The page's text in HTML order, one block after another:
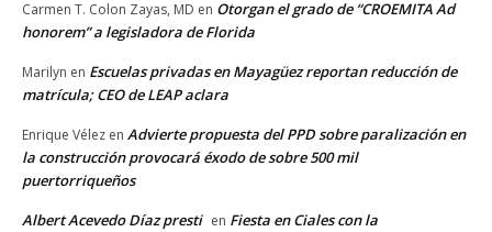
Carmen T. Colon Zayas, MD en Otorgan el grado de “CROEMITA Ad
honorem” a legisladora de Florida
Marilyn en Escuelas privadas en Mayagüez reportan reducción de
matrícula; CEO de LEAP aclara
Enrique Vélez en Advierte propuesta del PPD sobre paralización en
la construcción provocará éxodo de sobre 500 mil
puertorriqueños
Albert Acevedo Díaz presti en Fiesta en Ciales con la